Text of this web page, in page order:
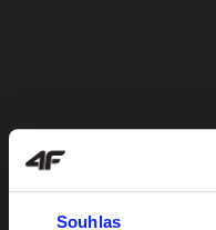
Souhlas